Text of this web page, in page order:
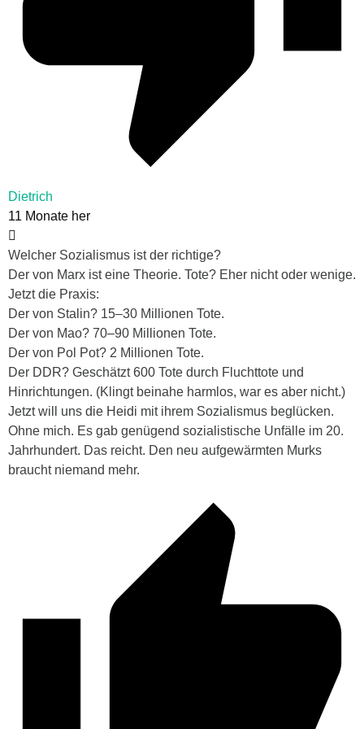
Dietrich
11 Monate her
Welcher Sozialismus ist der richtige?
Der von Marx ist eine Theorie. Tote? Eher nicht oder wenige.
Jetzt die Praxis:
Der von Stalin? 15–30 Millionen Tote.
Der von Mao? 70–90 Millionen Tote.
Der von Pol Pot? 2 Millionen Tote.
Der DDR? Geschätzt 600 Tote durch Fluchttote und
Hinrichtungen. (Klingt beinahe harmlos, war es aber nicht.)
Jetzt will uns die Heidi mit ihrem Sozialismus beglücken.
Ohne mich. Es gab genügend sozialistische Unfälle im 20.
Jahrhundert. Das reicht. Den neu aufgewärmten Murks
braucht niemand mehr.